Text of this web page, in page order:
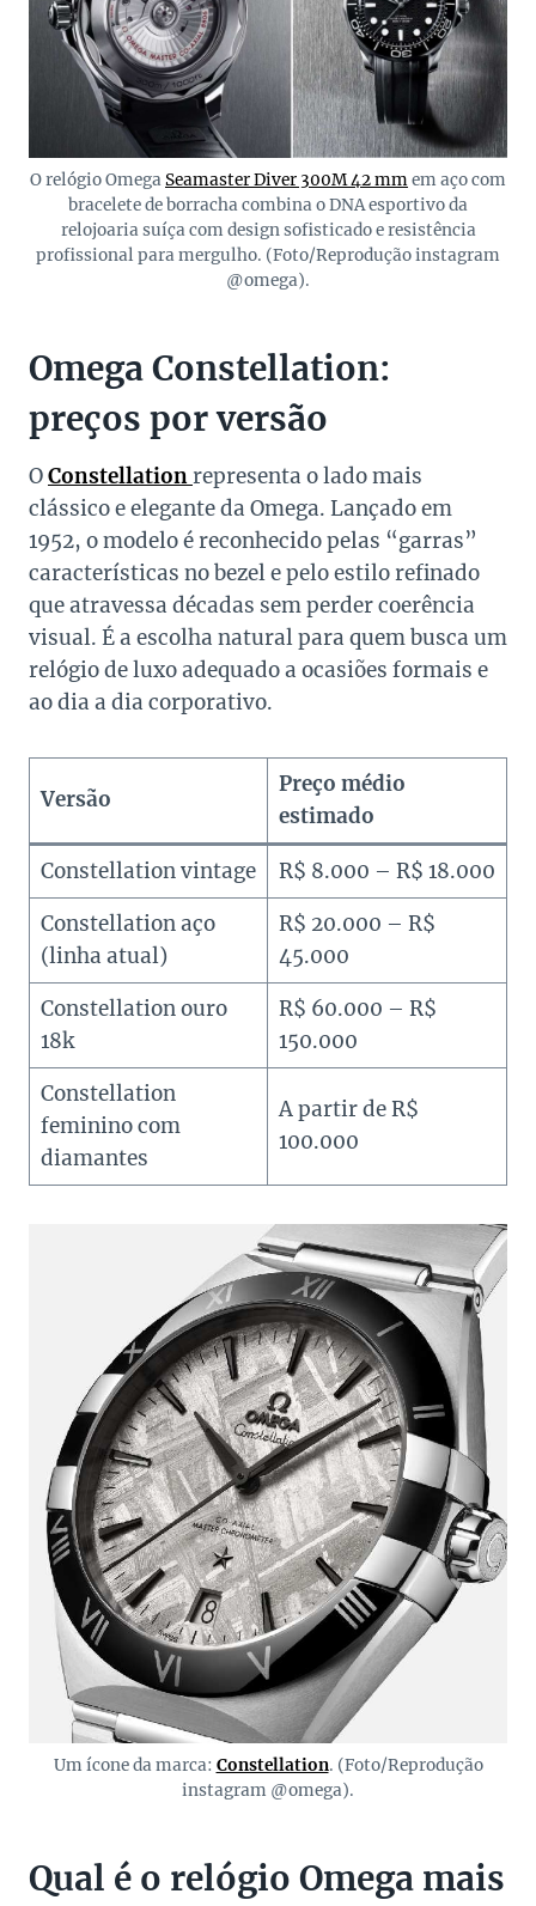
O relógio OmegaSeamaster Diver 300M 42 mmem aço com
bracelete de borracha combina o DNA esportivo da
relojoaria suíça com design sofisticado e resistência
profissional para mergulho. (Foto/Reprodução instagram
@omega).
Omega Constellation:
preços por versão
OConstellationrepresenta o lado mais
clássico e elegante da Omega. Lançado em
1952, o modelo é reconhecido pelas “garras”
características no bezel e pelo estilo refinado
que atravessa décadas sem perder coerência
visual. É a escolha natural para quem busca um
relógio de luxo adequado a ocasiões formais e
ao dia a dia corporativo.
Versão
Preço médio
estimado
Constellation vintage
R$ 8.000 – R$ 18.000
Constellation aço
(linha atual)
R$ 20.000 – R$
45.000
Constellation ouro
18k
R$ 60.000 – R$
150.000
Constellation
feminino com
diamantes
A partir de R$
100.000
Um ícone da marca: Constellation. (Foto/Reprodução
instagram @omega).
Qual é o relógio Omega mais